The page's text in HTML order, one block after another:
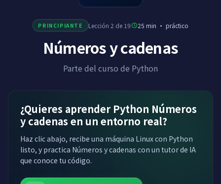
PRINCIPIANTE Lección 2 de 19 25 min · práctico
Números y cadenas
Parte del curso de Python
¿Quieres aprender Python Números
y cadenas en un entorno real?
Haz clic abajo, recibe una máquina Linux con Python
listo, y practica Números y cadenas con un tutor de IA
que conoce tu código.